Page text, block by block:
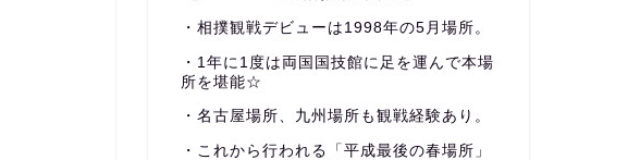
・相撲観戦デビューは1998年の5月場所。
・1年に1度は両国国技館に足を運んで本場
所を堪能☆
・名古屋場所、九州場所も観戦経験あり。
・これから行われる「平成最後の春場所」